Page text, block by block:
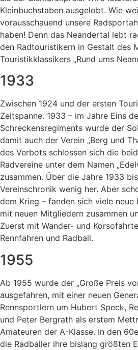
Kleinbuchstaben ausgelobt. Wie
vorausschauend unsere
haben! Denn das Neandertal lebt
den Radtouristikern in Gestalt des
Touristikklassikers „Rund ums
1933
Zwischen 1924 und der ersten
Zeitspanne. 1933 – im Jahre Eins
Schreckensregiments wurde der
damit auch der Verein „Berg und
des Verbots schlossen sich die
Radvereine unter dem Namen
zusammen. Über die Jahre 1933
Vereinschronik wenig her. Aber
dem Krieg – fanden sich viele neue
mit neuen Mitgliedern zusammen
Zuerst mit Wander- und
Rennfahren und Radball.
1955
Ab 1955 wurde der „Große Preis
ausgefahren, mit einer neuen
Rennsportlern um Hubert Speck,
und Peter Bergrath als erstem
Amateuren der A-Klasse. In den
die Radballer ihre bislang größten